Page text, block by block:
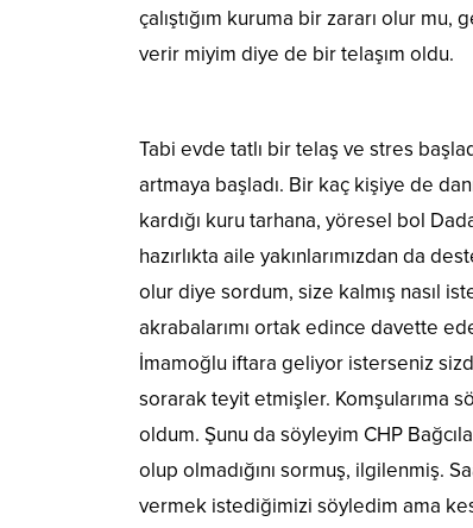
çalıştığım kuruma bir zararı olur
verir miyim diye de bir telaşım oldu.
Tabi evde tatlı bir telaş ve stres
artmaya başladı. Bir kaç kişiye de
kardığı kuru tarhana, yöresel bol
hazırlıkta aile yakınlarımızdan da
olur diye sordum, size kalmış nasıl
akrabalarımı ortak edince davette
İmamoğlu iftara geliyor isterseniz
sorarak teyit etmişler. Komşularıma
oldum. Şunu da söyleyim CHP
olup olmadığını sormuş, ilgilenmiş.
vermek istediğimizi söyledim ama